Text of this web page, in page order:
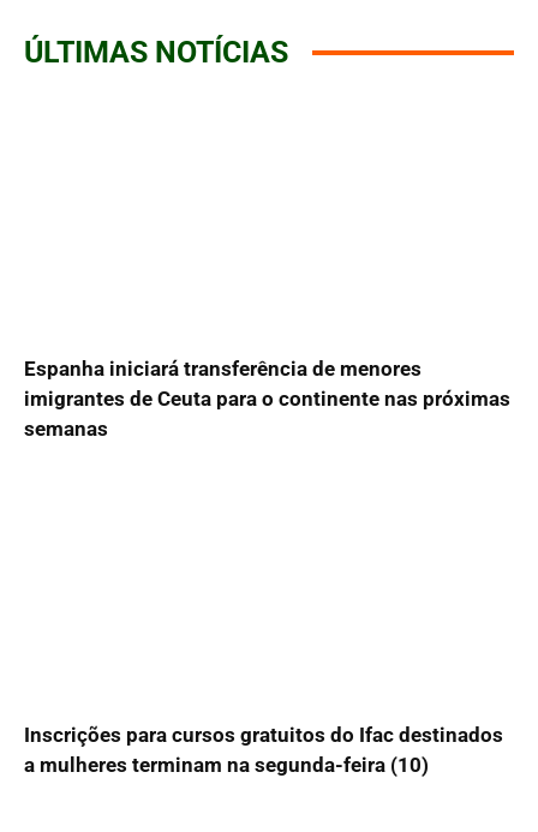
ÚLTIMAS NOTÍCIAS
Espanha iniciará transferência de menores
imigrantes de Ceuta para o continente nas próximas
semanas
Inscrições para cursos gratuitos do Ifac destinados
a mulheres terminam na segunda-feira (10)